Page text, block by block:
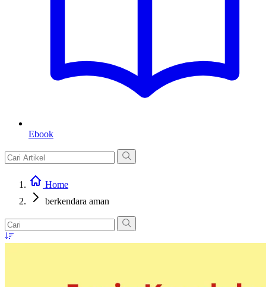
Ebook
Home
berkendara aman